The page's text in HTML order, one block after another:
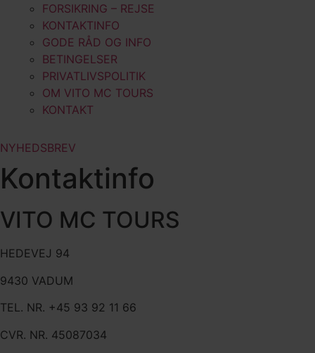
FORSIKRING – REJSE
KONTAKTINFO
GODE RÅD OG INFO
BETINGELSER
PRIVATLIVSPOLITIK
OM VITO MC TOURS
KONTAKT
NYHEDSBREV
Kontaktinfo
VITO MC TOURS
HEDEVEJ 94
9430 VADUM
TEL. NR. +45 93 92 11 66
CVR. NR. 45087034